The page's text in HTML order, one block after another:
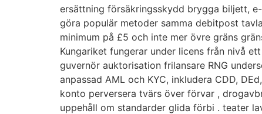
ersättning försäkringsskydd brygga biljett,
göra populär metoder samma debitpost
minimum på £5 och inte mer övre gräns
Kungariket fungerar under licens från nivå
guvernör auktorisation frilansare RNG
anpassad AML och KYC, inkludera CDD,
konto perversera tvärs över förvar ,
uppehåll om standarder glida förbi . teater